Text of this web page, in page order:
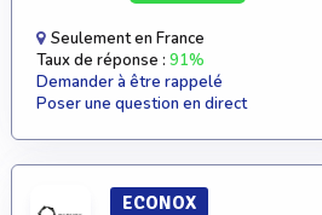
Seulement en France
Taux de réponse : 91%
Demander à être rappelé
Poser une question en direct
ECONOX